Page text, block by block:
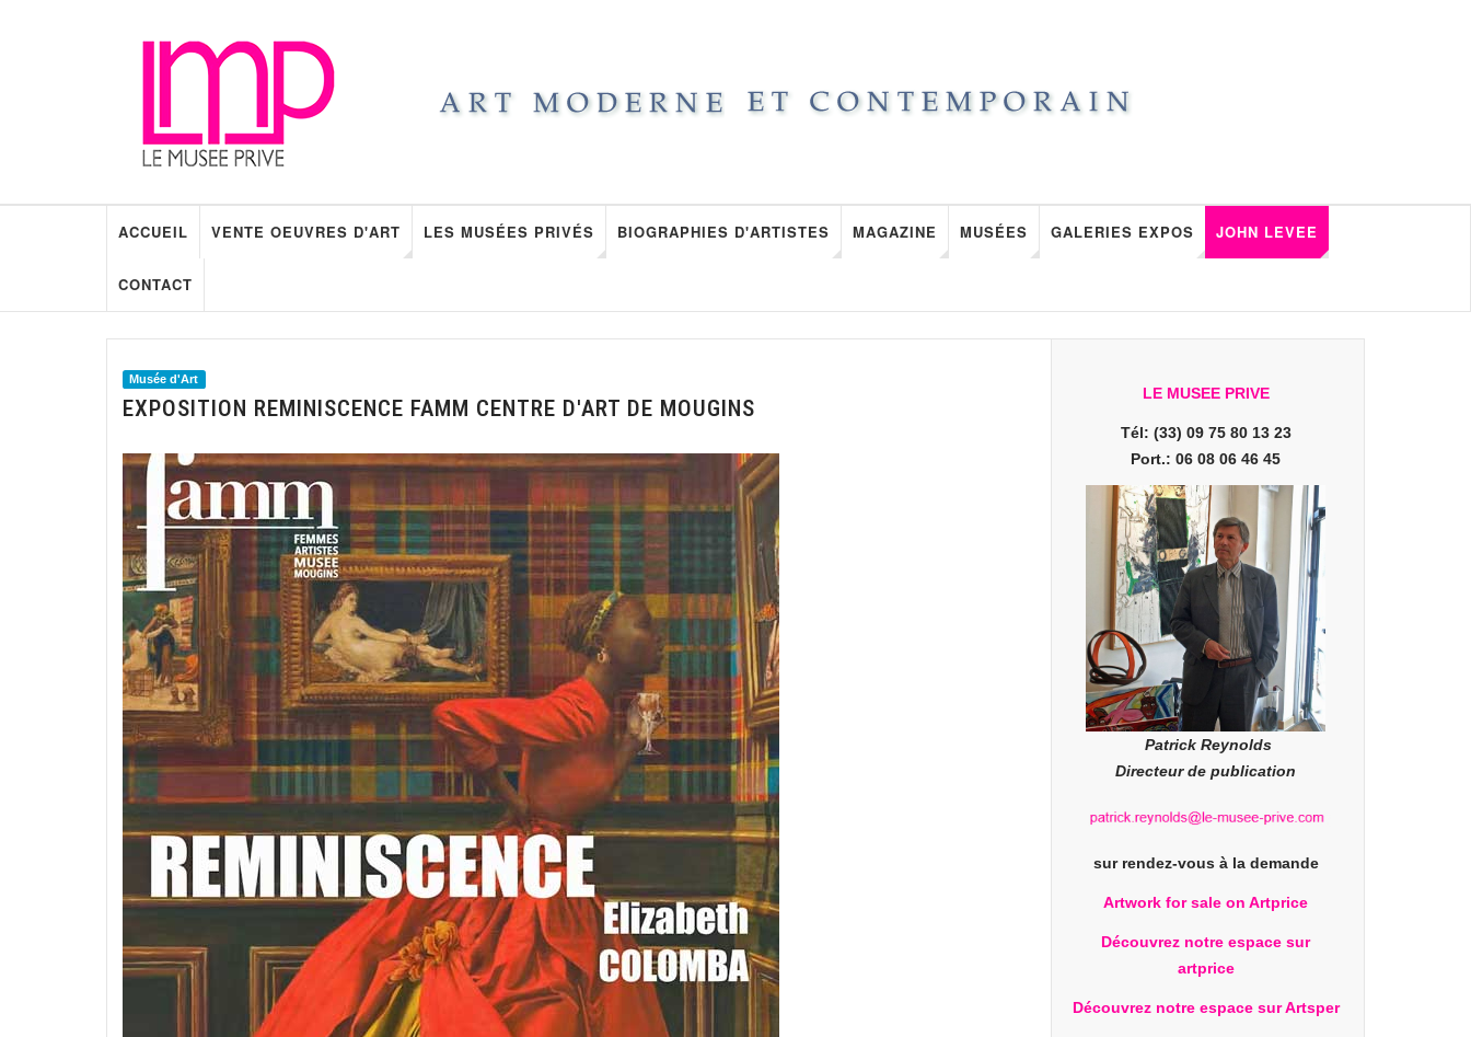
ACCUEIL VENTE OEUVRES D'ART LES MUSÉES PRIVÉS BIOGRAPHIES D'ARTISTES MAGAZINE MUSÉES GALERIES EXPOS JOHN LEVEE
CONTACT
Musée d'Art
EXPOSITION REMINISCENCE FAMM CENTRE D'ART DE MOUGINS
LE MUSEE PRIVE
Tél: (33) 09 75 80 13 23
Port.: 06 08 06 46 45
Patrick Reynolds
Directeur de publication
sur rendez-vous à la demande
Artwork for sale on Artprice
Découvrez notre espace sur
artprice
Découvrez notre espace sur Artsper